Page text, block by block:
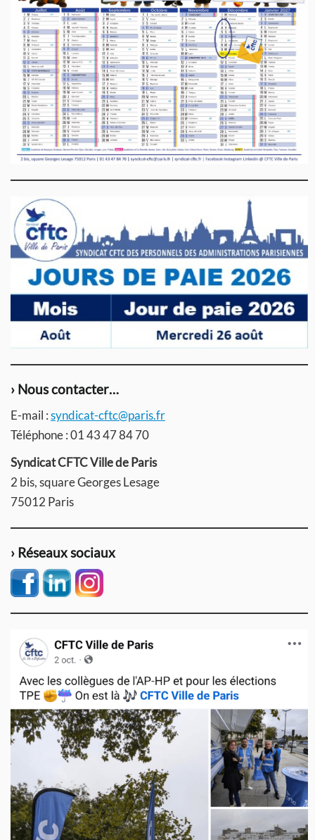
› Nous contacter…
E-mail :syndicat-cftc@paris.fr
Téléphone : 01 43 47 84 70
Syndicat CFTC Ville de Paris
2 bis, square Georges Lesage
75012 Paris
› Réseaux sociaux